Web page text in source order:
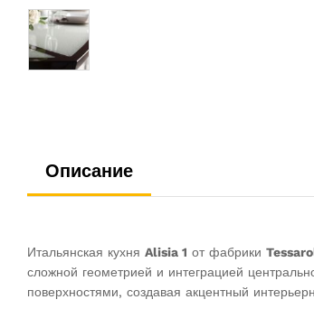
Описание
Итальянская кухня Alisia 1 от фабрики
сложной геометрией и интеграцией
поверхностями, создавая акцентный